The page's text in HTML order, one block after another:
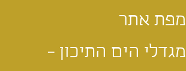
מפת אתר
מגדלי הים התיכון -